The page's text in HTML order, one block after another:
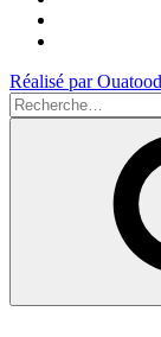
Réalisé par
Recherche
pour